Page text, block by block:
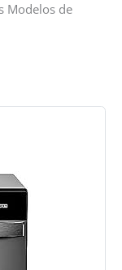
Modelos de